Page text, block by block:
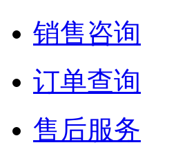
销售咨询
订单查询
售后服务